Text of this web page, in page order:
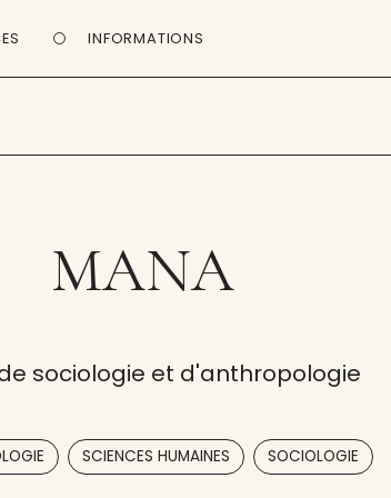
INFORMATIONS
MANA
sociologie et d'anthropologie
SCIENCES HUMAINES SOCIOLOGIE